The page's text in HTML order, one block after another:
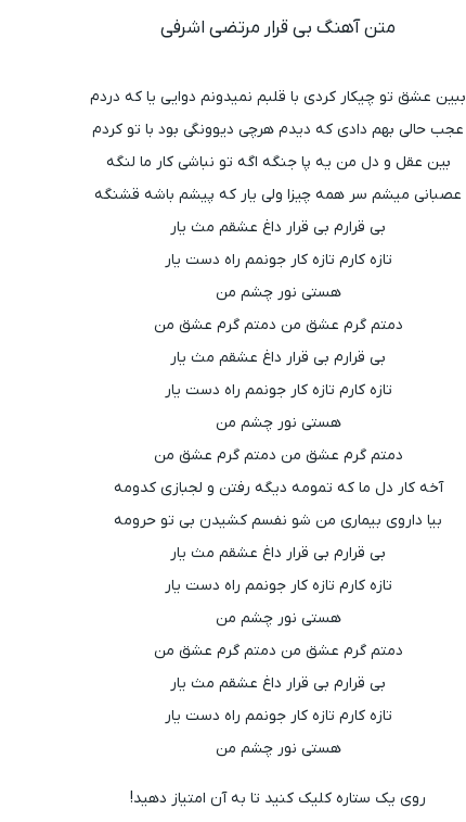
متن آهنگ بی قرار مرتضی اشرفی
ببین عشق تو چیکار کردی با قلبم نمیدونم دوایی یا که دردم
عجب حالی بهم دادی که دیدم هرچی دیوونگی بود با تو کردم
بین عقل و دل من یه پا جنگه اگه تو نباشی کار ما لنگه
عصبانی میشم سر همه چیزا ولی یار که پیشم باشه قشنگه
بی قرارم بی قرار داغ عشقم مث یار
تازه کارم تازه کار جونمم راه دست یار
هستی نور چشم من
دمتم گرم عشق من دمتم گرم عشق من
بی قرارم بی قرار داغ عشقم مث یار
تازه کارم تازه کار جونمم راه دست یار
هستی نور چشم من
دمتم گرم عشق من دمتم گرم عشق من
آخه کار دل ما که تمومه دیگه رفتن و لجبازی کدومه
بیا داروی بیماری من شو نفسم کشیدن بی تو حرومه
بی قرارم بی قرار داغ عشقم مث یار
تازه کارم تازه کار جونمم راه دست یار
هستی نور چشم من
دمتم گرم عشق من دمتم گرم عشق من
بی قرارم بی قرار داغ عشقم مث یار
تازه کارم تازه کار جونمم راه دست یار
هستی نور چشم من
روی یک ستاره کلیک کنید تا به آن امتیاز دهید!